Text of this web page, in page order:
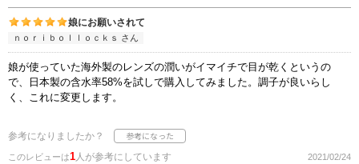
娘にお願いされて
ｎｏｒｉｂｏｌｌｏｃｋｓ さん
娘が使っていた海外製のレンズの潤いがイマイチで目が乾くというの
で、日本製の含水率58%を試しで購入してみました。調子が良いらし
く、これに変更します。
参考になりましたか？
このレビューは1人が参考にしています 2021/02/24